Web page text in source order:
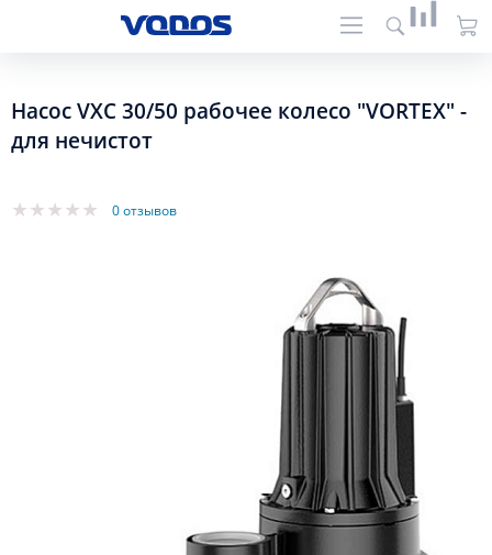
Насос VXC 30/50 рабочее колесо "VORTEX" -
для нечистот
0 отзывов